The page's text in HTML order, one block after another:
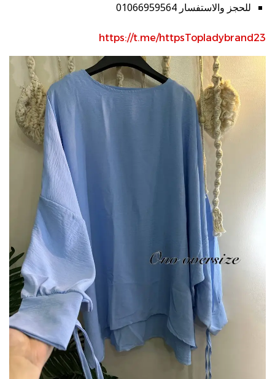
للحجز والاستفسار 01066959564
https://t.me/httpsTopladybrand23